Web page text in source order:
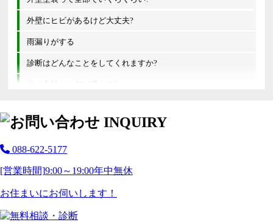
外壁にヒビがあるけど大丈夫?
雨漏りがする
診断はどんなことをしてくれますか?
他の会社とは何が違うの?
088-622-5177
[営業時間]9:00～19:00年中無休
お住まいにお伺いします！